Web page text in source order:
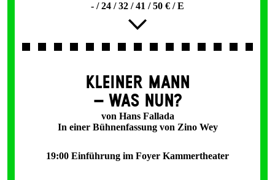
- / 24 / 32 / 41 / 50 € / E
KLEINER MANN
– WAS NUN?
von Hans Fallada
In einer Bühnenfassung von Zino Wey
19:00 Einführung im Foyer Kammertheater